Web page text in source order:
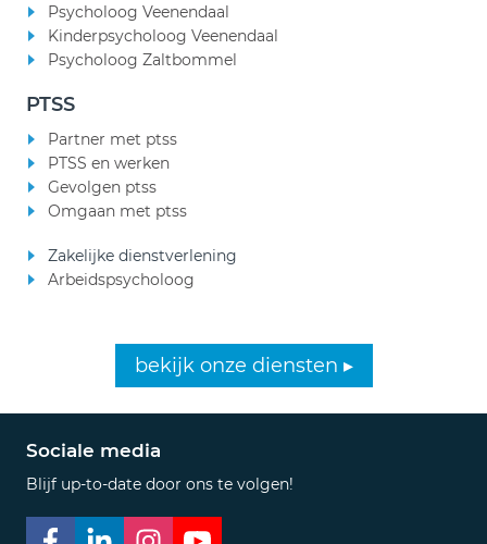
Psycholoog Veenendaal
Kinderpsycholoog Veenendaal
Psycholoog Zaltbommel
PTSS
Partner met ptss
PTSS en werken
Gevolgen ptss
Omgaan met ptss
Zakelijke dienstverlening
Arbeidspsycholoog
bekijk onze diensten ▸
Sociale media
Blijf up-to-date door ons te volgen!